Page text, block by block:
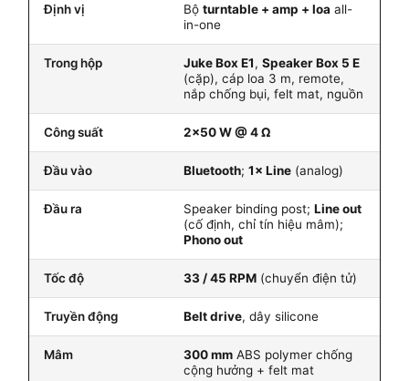
Định vị Bộ turntable + amp + loa all-
in-one
Trong hộp Juke Box E1, Speaker Box 5 E
(cặp), cáp loa 3 m, remote,
nắp chống bụi, felt mat, nguồn
Công suất 2×50 W @ 4 Ω
Đầu vào Bluetooth; 1× Line (analog)
Đầu ra Speaker binding post; Line out
(cố định, chỉ tín hiệu mâm);
Phono out
Tốc độ 33 / 45 RPM (chuyển điện tử)
Truyền động Belt drive, dây silicone
Mâm 300 mm ABS polymer chống
cộng hưởng + felt mat